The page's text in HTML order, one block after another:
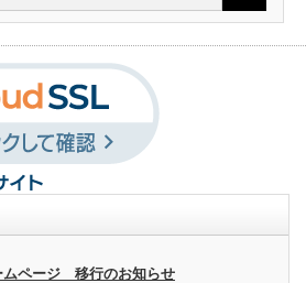
ムページ 移行のお知らせ